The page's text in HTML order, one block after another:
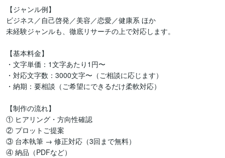
【ジャンル例】
ビジネス／自己啓発／美容／恋愛／健康系 ほか
未経験ジャンルも、徹底リサーチの上で対応します。
【基本料金】
・文字単価：1文字あたり1円〜
・対応文字数：3000文字〜（ご相談に応じます）
・納期：要相談（ご希望にできるだけ柔軟対応）
【制作の流れ】
① ヒアリング・方向性確認
② プロットご提案
③ 台本執筆 → 修正対応（3回まで無料）
④ 納品（PDFなど）